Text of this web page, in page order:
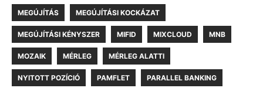
MEGÚJÍTÁS MEGÚJÍTÁSI KOCKÁZAT
MEGÚJÍTÁSI KÉNYSZER MIFID MIXCLOUD MNB
MOZAIK MÉRLEG MÉRLEG ALATTI
NYITOTT POZÍCIÓ PAMFLET PARALLEL BANKING